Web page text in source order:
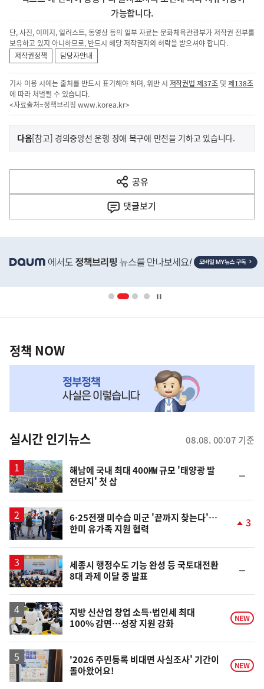
가능합니다.
단, 사진, 이미지, 일러스트, 동영상 등의 일부 자료는 문화체육관광부가 저작권 전부를
보유하고 있지 아니하므로, 반드시 해당 저작권자의 허락을 받으셔야 합니다.
저작권정책
담당자안내
기사 이용 시에는 출처를 반드시 표기해야 하며, 위반 시 저작권법 제37조 및제138조
에 따라 처벌될 수 있습니다.
<자료출처=정책브리핑 www.korea.kr>
이
전
다
음
다음기
[참고] 경의중앙선 운행 장애 복구에 만전을 기하고 있습니다.
공유
열
기
댓글보기
단
영
책
NOW,
뉴
스
정책 NOW
실시간 인기뉴스 08.08. 00:07 기준
해남에 국내 최대 400㎿ 규모 '태양광 발
전단지' 첫 삽
일
6·25전쟁 미수습 미군 '끝까지 찾는다'…
한미 유가족 지원 협력
상
3
세종시 행정수도 기능 완성 등 국토대전환
8대 과제 이달 중 발표
일
지방 신산업 창업 소득·법인세 최대
100% 감면…성장 지원 강화
NEW
'2026 주민등록 비대면 사실조사' 기간이
돌아왔어요!
NEW